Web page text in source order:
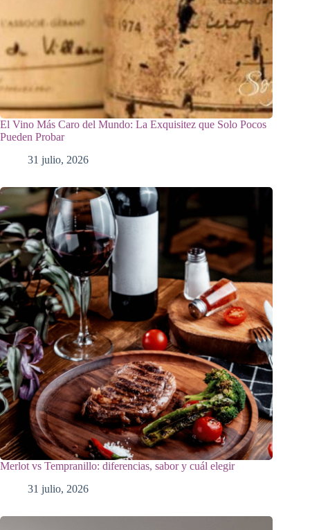
El Vino Más Caro del Mundo: La Exquisitez que Solo Pocos
Pueden Probar
31 julio, 2026
Merlot vs Tempranillo: diferencias, sabor y cuál elegir
31 julio, 2026